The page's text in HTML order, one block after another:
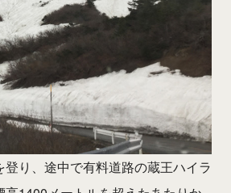
り、途中で有料道路の蔵王ハイラ